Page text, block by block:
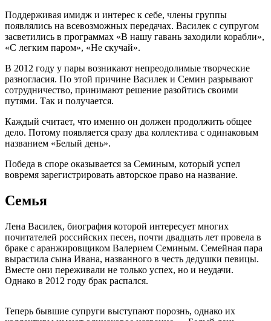
Поддерживая имидж и интерес к себе, члены группы
появлялись на всевозможных передачах. Василек с супругом
засветились в программах «В нашу гавань заходили корабли»,
«С легким паром», «Не скучай».
В 2012 году у пары возникают непреодолимые творческие
разногласия. По этой причине Василек и Семин разрывают
сотрудничество, принимают решение разойтись своими
путями. Так и получается.
Каждый считает, что именно он должен продолжить общее
дело. Потому появляется сразу два коллектива с одинаковым
названием «Белый день».
Победа в споре оказывается за Семиным, который успел
вовремя зарегистрировать авторское право на название.
Семья
Лена Василек, биография которой интересует многих
почитателей российских песен, почти двадцать лет провела в
браке с аранжировщиком Валерием Семиным. Семейная пара
вырастила сына Ивана, названного в честь дедушки певицы.
Вместе они переживали не только успех, но и неудачи.
Однако в 2012 году брак распался.
Теперь бывшие супруги выступают порознь, однако их